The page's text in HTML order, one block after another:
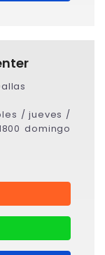
/ jueves /
domingo